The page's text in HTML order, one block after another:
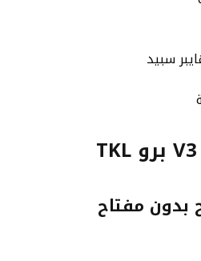
بدون مفتاح